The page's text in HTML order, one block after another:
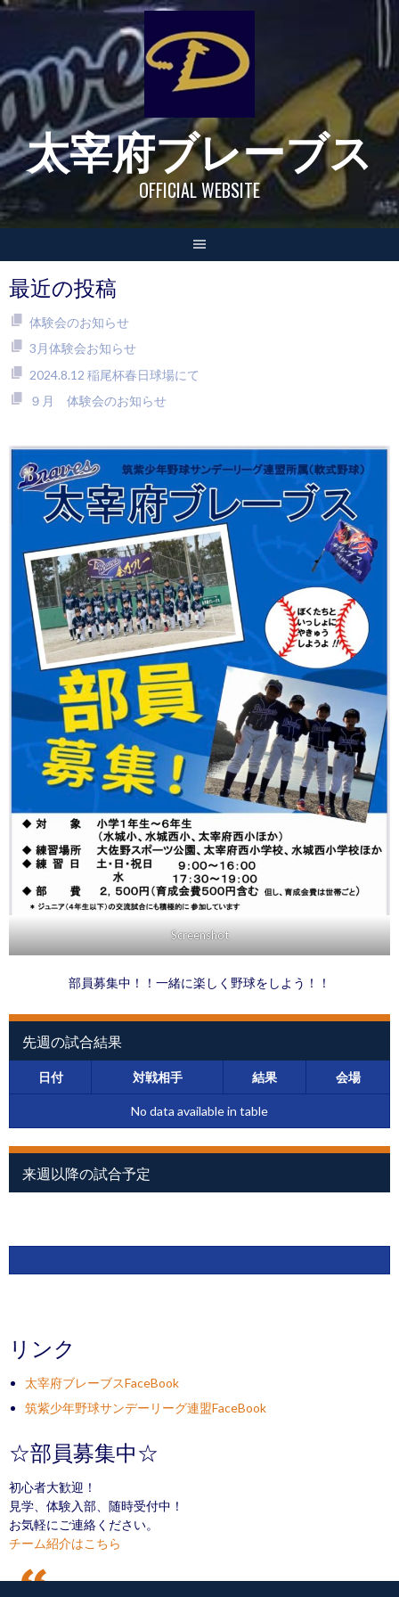
Skip
content
太宰府ブレーブス
OFFICIAL WEBSITE
最近の投稿
体験会のお知らせ
3月体験会お知らせ
2024.8.12 稲尾杯春日球場にて
９月 体験会のお知らせ
Screenshot
部員募集中！！一緒に楽しく野球をしよう！！
先週の試合結果
日付 対戦相手 結果 会場
No data available in table
来週以降の試合予定
リンク
太宰府ブレーブスFaceBook
筑紫少年野球サンデーリーグ連盟FaceBook
☆部員募集中☆
初心者大歓迎！
見学、体験入部、随時受付中！
お気軽にご連絡ください。
チーム紹介はこちら